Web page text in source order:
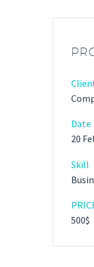
Date
20
Skill
500$